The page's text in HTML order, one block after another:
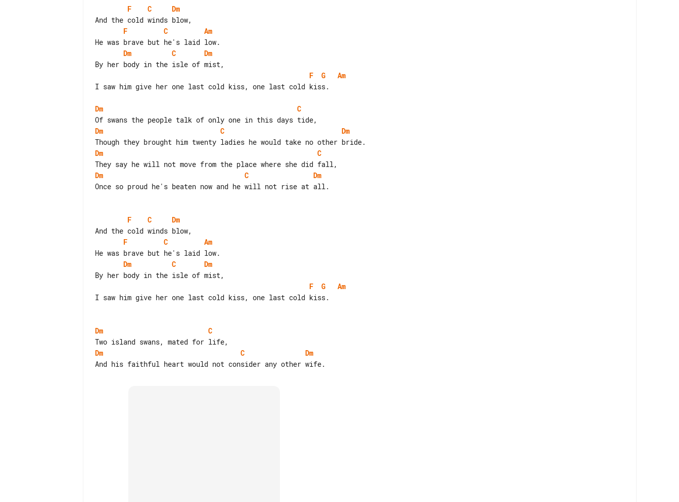
F C
Dm
F
C
Am
Dm
C
Dm
F
G
Am
I saw him give her one last cold kiss, one last cold kiss.
Dm
C
Dm
C
Dm
Dm
C
Dm
C
Dm
Once so proud he's beaten now and he will not rise at all.
F C
Dm
F
C
Am
Dm
C
Dm
F
G
Am
I saw him give her one last cold kiss, one last cold kiss.
Dm
C
Dm
C
Dm